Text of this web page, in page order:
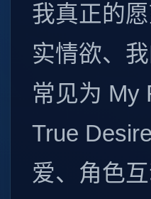
我真正的
实情欲、
常见为 My
True
爱、角色